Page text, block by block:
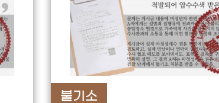
불기소